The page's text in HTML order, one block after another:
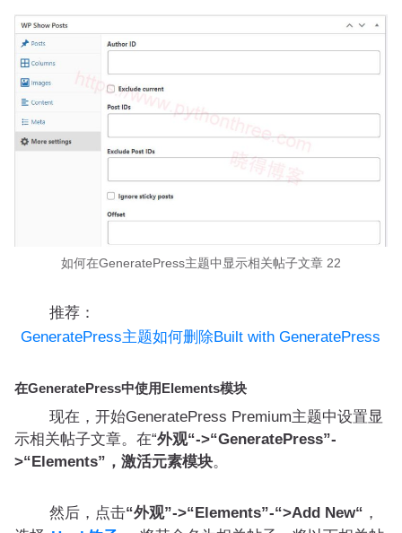
如何在GeneratePress主题中显示相关帖子文章 22
推荐：
GeneratePress主题如何删除Built with GeneratePress
在GeneratePress中使用Elements模块
现在，开始GeneratePress Premium主题中设置显
示相关帖子文章。在“外观“->“GeneratePress”-
>“Elements”，激活元素模块。
然后，点击“外观”->“Elements”-“>Add New“ ，